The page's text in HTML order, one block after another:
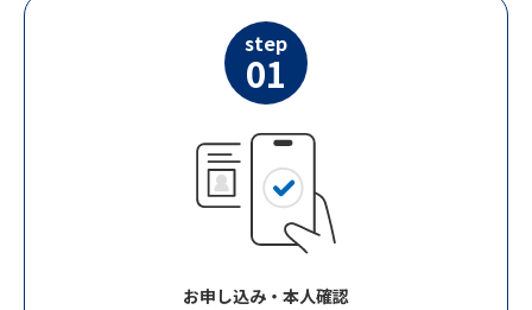
step
01
お申し込み・本人確認